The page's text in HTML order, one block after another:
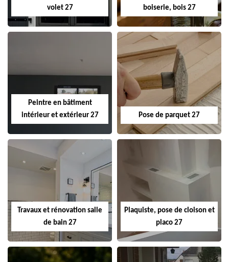
volet 27
boiserie, bois 27
Peintre en bâtiment
intérieur et extérieur 27
Pose de parquet 27
Travaux et rénovation salle
de bain 27
Plaquiste, pose de cloison et
placo 27